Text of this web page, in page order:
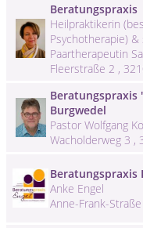
Beratungspraxis
Heilpraktikerin
Psychotherapie)
Paartherapeutin
Fleerstraße 2 ,
Burgwedel
Pastor Wolfgang
Wacholderweg 3 ,
Beratungspraxis
Anke Engel
Anne-Frank-